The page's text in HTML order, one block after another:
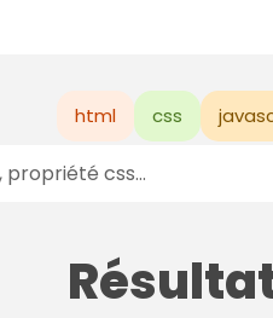
html css